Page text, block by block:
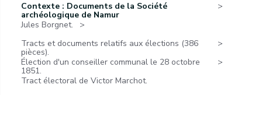
Contexte : Documents de la Société
archéologique de Namur
Jules Borgnet.
Tracts et documents relatifs aux élections (386
pièces).
Élection d'un conseiller communal le 28 octobre
1851.
Tract électoral de Victor Marchot.